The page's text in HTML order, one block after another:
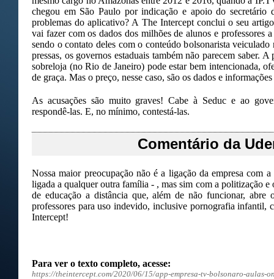
chegou em São Paulo por indicação e apoio do secretário
problemas do aplicativo? A The Intercept conclui o seu
vai fazer com os dados dos milhões de alunos e professores
sendo o contato deles com o conteúdo bolsonarista
pressas, os governos estaduais também não parecem saber. A
sobreloja (no Rio de Janeiro) pode estar bem intencionada,
de graça. Mas o preço, nesse caso, são os dados e
As acusações são muito graves! Cabe à Seduc e ao
respondê-las. E, no mínimo, contestá-las.
Comentário da
Nossa maior preocupação não é a ligação da empresa com
ligada a qualquer outra família - , mas sim com a politização
de educação a distância que, além de não funcionar, abre
professores para uso indevido, inclusive pornografia infantil,
Intercept!
Para ver o texto completo, acesse:
https://theintercept.com/2020/06/15/app-empresa-tv-bolsonaro-aulas-